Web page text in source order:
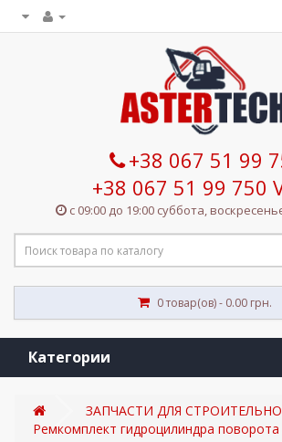
+38 067 51 99
+38 067 51 99 750
с 09:00 до 19:00 суббота,
0 товар(ов) - 0.00 грн.
Категории
ЗАПЧАСТИ ДЛЯ
Ремкомплект гидроцилиндра